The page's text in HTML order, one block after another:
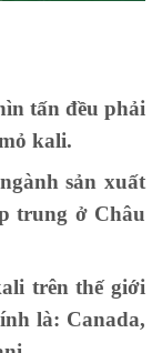
tấn đều phải
kali.
sản xuất
trung ở Châu
trên thế giới
là: Canada,